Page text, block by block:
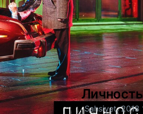
Личность
Sahsiyet, 2018